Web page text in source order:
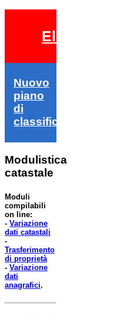
Elezioni 2026
Nuovo
piano
di
classifica
Modulistica
catastale
Moduli
compilabili
on line:
- Variazione
dati catastali
-
Trasferimento
di proprietà
- Variazione
dati
anagrafici.